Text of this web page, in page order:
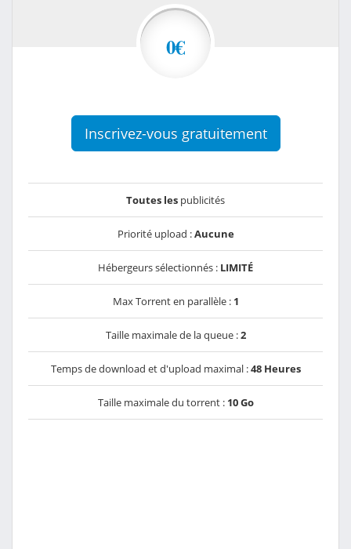
0€
Inscrivez-vous gratuitement
Toutes les publicités
Priorité upload :Aucune
Hébergeurs sélectionnés : LIMITÉ
Max Torrent en parallèle : 1
Taille maximale de la queue :2
Temps de download et d'upload maximal :48 Heures
Taille maximale du torrent : 10 Go